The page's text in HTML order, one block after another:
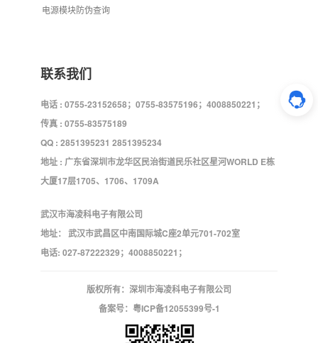
电源模块防伪查询
联系我们
电话 : 0755-23152658；0755-83575196；4008850221；
传真 : 0755-83575189
QQ : 2851395231 2851395234
地址 : 广东省深圳市龙华区民治街道民乐社区星河WORLD E栋
大厦17层1705、1706、1709A
武汉市海凌科电子有限公司
地址： 武汉市武昌区中南国际城C座2单元701-702室
电话: 027-87222329；4008850221；
版权所有：深圳市海凌科电子有限公司
备案号： 粤ICP备12055399号-1